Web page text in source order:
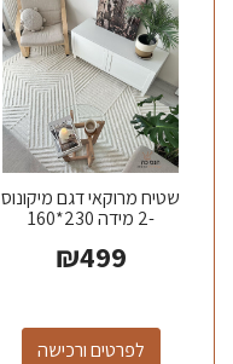
שטיח מרוקאי דגם מיקונוס
-2 מידה 230*160
₪499
לפרטים ורכישה